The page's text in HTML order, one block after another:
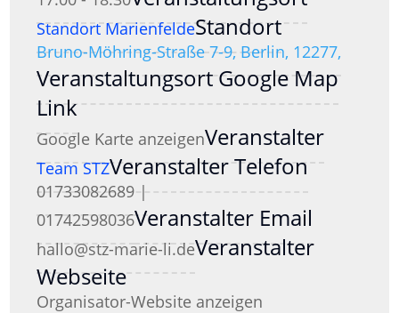
Standort MarienfeldeStandort
Bruno-Möhring-Straße 7-9, Berlin, 12277,
Veranstaltungsort Google Map
Link
Google Karte anzeigenVeranstalter
Team STZVeranstalter Telefon
01733082689 |
01742598036Veranstalter Email
hallo@stz-marie-li.deVeranstalter
Webseite
Organisator-Website anzeigen